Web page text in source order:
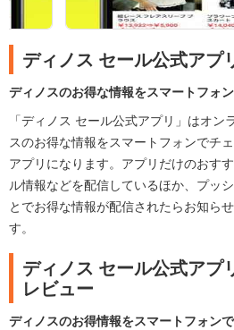
ディノス セール公式アプ
ディノスのお得な情報をスマートフォ
「ディノス セール公式アプリ」はオン
スのお得な情報をスマートフォンでチ
アプリになります。アプリだけのおす
ル情報などを配信しているほか、プッ
とでお得な情報が配信されたらお知ら
す。
ディノス セール公式アプ
レビュー
ディノスのお得情報をスマートフォン